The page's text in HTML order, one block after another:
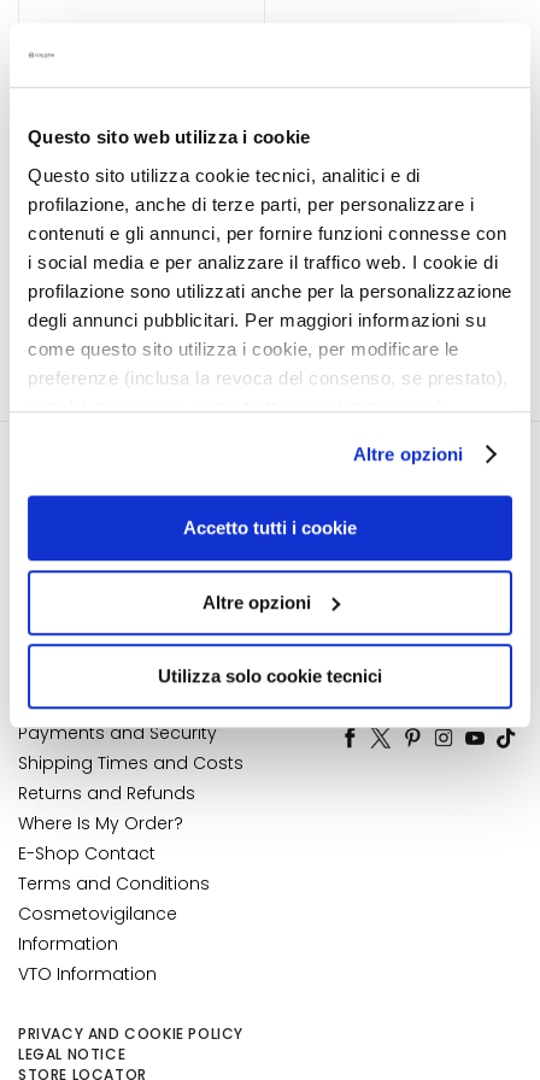
Questo sito web utilizza i cookie
Questo sito utilizza cookie tecnici, analitici e di
profilazione, anche di terze parti, per personalizzare i
contenuti e gli annunci, per fornire funzioni connesse con
i social media e per analizzare il traffico web. I cookie di
profilazione sono utilizzati anche per la personalizzazione
degli annunci pubblicitari. Per maggiori informazioni su
come questo sito utilizza i cookie, per modificare le
preferenze (inclusa la revoca del consenso, se prestato),
nonché per sapere come trattiamo i dati personali –
l’informativa cookie completa e l’informativa privacy
disponibiliqui. Le ricordiamo che, qualora clicchi su
“Utilizza solo i cookie necessari”, non sarà installato
quelli tecnici. Cliccando su “Accetto tutti i cookie”,
presterà il consenso all’installazione di tutti i cookie
utilizzati dal sito. Cliccando su “Altre opzioni”, potrà
scegliere, in modo più granulare, quali cookie
Altre opzioni
Accetto tutti i cookie
Altre opzioni
Utilizza solo cookie tecnici
l
t
e
s
C
l
e
a
n
s
e
r
a
k
n
E
x
f
o
l
i
a
t
o
r
s
S
e
Protects and repair the DNA
€39.60
3
reviews
Contact
Accessibility Statement
CUSTOMER CARE
Payments and Security
Shipping Times and Costs
Returns and Refunds
Where Is My Order?
E-Shop Contact
Terms and Conditions
Cosmetovigilance
Information
VTO Information
PRIVACY AND COOKIE POLICY
LEGAL NOTICE
STORE LOCATOR
MY PROFILE
Account Information
My Orders
My Wishlist
My Returns